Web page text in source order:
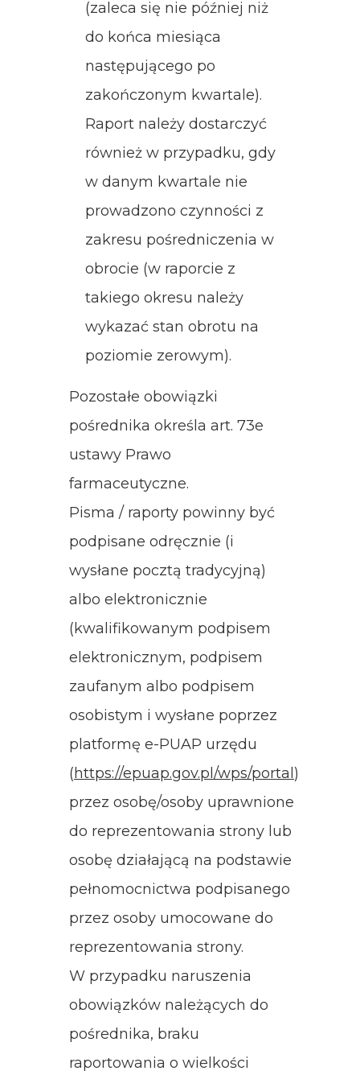
(zaleca się nie później niż
do końca miesiąca
następującego po
zakończonym kwartale).
Raport należy dostarczyć
również w przypadku, gdy
w danym kwartale nie
prowadzono czynności z
zakresu pośredniczenia w
obrocie (w raporcie z
takiego okresu należy
wykazać stan obrotu na
poziomie zerowym).
Pozostałe obowiązki
pośrednika określa art. 73e
ustawy Prawo
farmaceutyczne.
Pisma / raporty powinny być
podpisane odręcznie (i
wysłane pocztą tradycyjną)
albo elektronicznie
(kwalifikowanym podpisem
elektronicznym, podpisem
zaufanym albo podpisem
osobistym i wysłane poprzez
platformę e-PUAP urzędu
(https://epuap.gov.pl/wps/portal )
przez osobę/osoby uprawnione
do reprezentowania strony lub
osobę działającą na podstawie
pełnomocnictwa podpisanego
przez osoby umocowane do
reprezentowania strony.
W przypadku naruszenia
obowiązków należących do
pośrednika, braku
raportowania o wielkości